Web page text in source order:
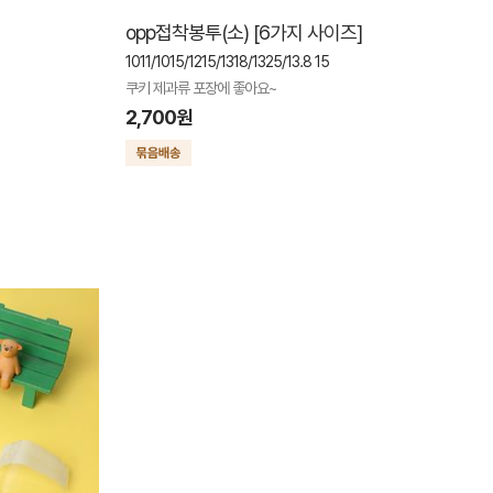
opp접착봉투(소) [6가지 사이즈]
1011/1015/1215/1318/1325/13.8 15
쿠키 제과류 포장에 좋아요~
2,700원